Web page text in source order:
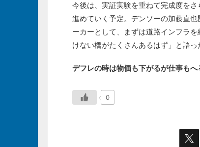
今後は、実証実験を重ねて完成度を
進めていく予定。デンソーの加藤直
ーカーとして、まずは道路インフラ
けない橋がたくさんあるはず」と語っ
デフレの時は物価も下がるが仕事
0